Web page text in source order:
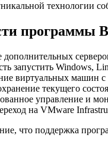
технологии
программы
запустить Windows,
виртуальных машин с
текущего
управление и
на VMware
что поддержка